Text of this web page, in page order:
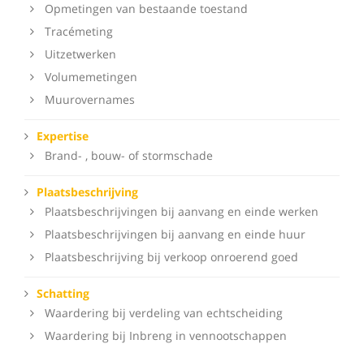
Opmetingen van bestaande toestand
Tracémeting
Uitzetwerken
Volumemetingen
Muurovernames
Expertise
Brand- , bouw- of stormschade
Plaatsbeschrijving
Plaatsbeschrijvingen bij aanvang en einde werken
Plaatsbeschrijvingen bij aanvang en einde huur
Plaatsbeschrijving bij verkoop onroerend goed
Schatting
Waardering bij verdeling van echtscheiding
Waardering bij Inbreng in vennootschappen